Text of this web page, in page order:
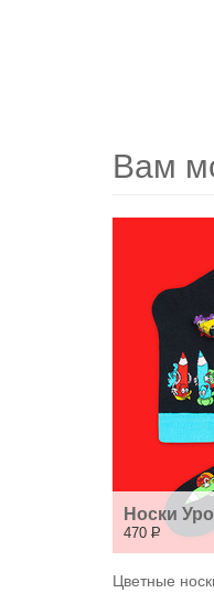
Вам
Носки
470 Р
Цветные